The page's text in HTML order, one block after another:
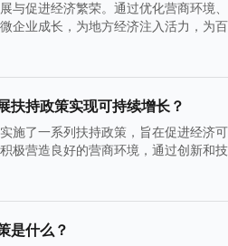
与促进经济繁荣。通过优化营商环境
企业成长，为地方经济注入活力，为
扶持政策实现可持续增长？
施了一系列扶持政策，旨在促进经济
极营造良好的营商环境，通过创新和
是什么？